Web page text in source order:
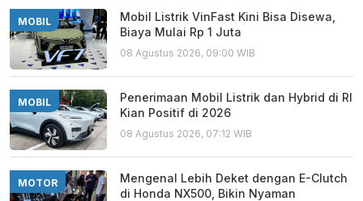
MOBIL
Mobil Listrik VinFast Kini Bisa Disewa,
Biaya Mulai Rp 1 Juta
08 Agustus 2026, 09:00 WIB
MOBIL
Penerimaan Mobil Listrik dan Hybrid di RI
Kian Positif di 2026
08 Agustus 2026, 07:12 WIB
MOTOR
Mengenal Lebih Deket dengan E-Clutch
di Honda NX500, Bikin Nyaman